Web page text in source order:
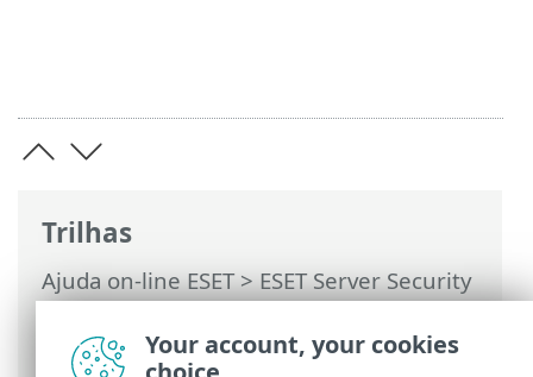
Trilhas
Ajuda on-line ESET>ESET Server Security
>Usando o ESET Server Security>
Ferramentas> Agenda> Agenda -
Adicionar tarefa> Tarefa ignorada
Your account, your cookies